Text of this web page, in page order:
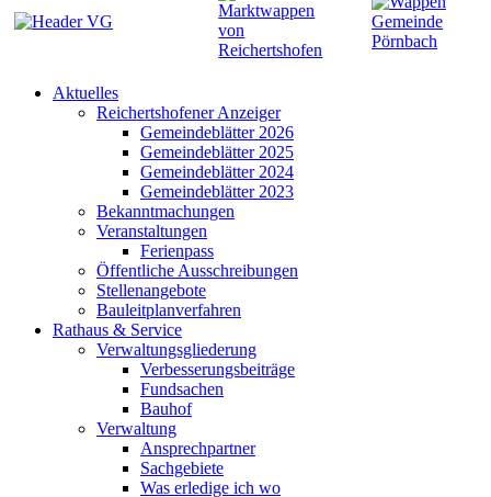
Aktuelles
Reichertshofener Anzeiger
Gemeindeblätter 2026
Gemeindeblätter 2025
Gemeindeblätter 2024
Gemeindeblätter 2023
Bekanntmachungen
Veranstaltungen
Ferienpass
Öffentliche Ausschreibungen
Stellenangebote
Bauleitplanverfahren
Rathaus & Service
Verwaltungsgliederung
Verbesserungsbeiträge
Fundsachen
Bauhof
Verwaltung
Ansprechpartner
Sachgebiete
Was erledige ich wo